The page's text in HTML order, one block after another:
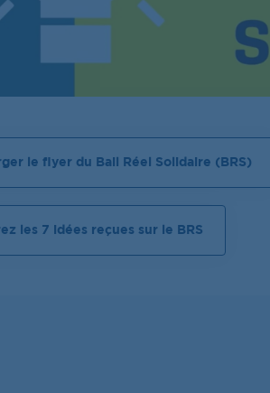
le flyer du Bail Réel Solidaire (BRS)
les 7 idées reçues sur le BRS